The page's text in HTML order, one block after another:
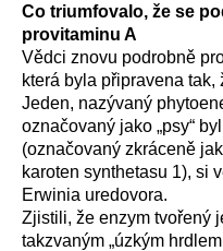
Co triumfovalo, že se
provitaminu A
Vědci znovu podrobně
která byla připravena
Jeden, nazývaný
označovaný jako „psy“
(označovaný zkráceně
karoten synthetasu 1), si
Erwinia uredovora.
Zjistili, že enzym tvořený
takzvaným „úzkým